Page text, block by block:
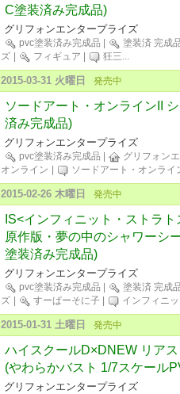
C塗装済み完成品)
グリフォンエンタープライズ
pvc塗装済み完成品 塗装済 完成
ズ
フィギュア 狂三...
2015-03-31 火曜日 発売中
ソードアート・オンラインII
済み完成品)
グリフォンエンタープライズ
pvc塗装済み完成品 グリフォン
オンライン
ソードアート・オンライ
2015-02-26 木曜日 発売中
IS<インフィニット・ストラ
原作版・夢の中のシャワーシ
塗装済み完成品)
グリフォンエンタープライズ
pvc塗装済み完成品 塗装済 完成
ズ
すーぱーそに子 インフィニ
2015-01-31 土曜日 発売中
ハイスクールD×DNEW リア
(やわらかバスト 1/7スケール
グリフォンエンタープライズ